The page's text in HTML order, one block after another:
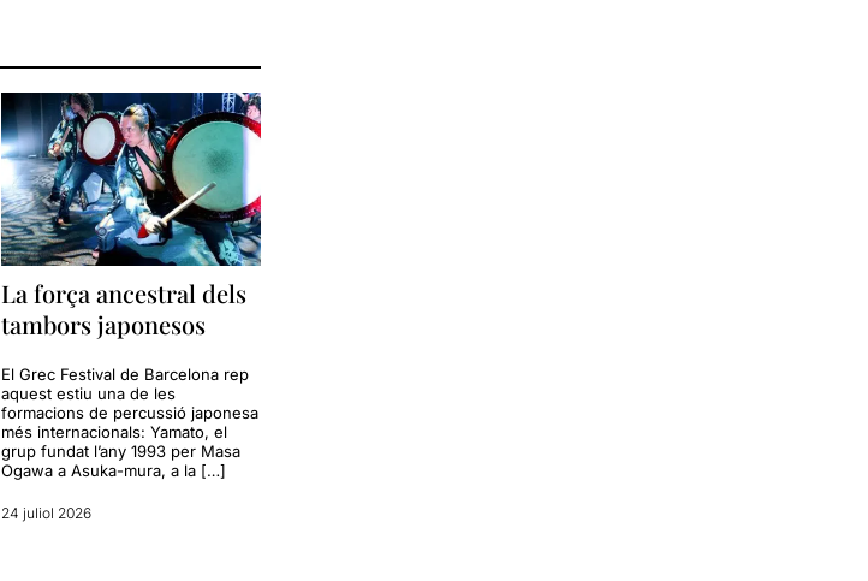
La força ancestral dels
tambors japonesos
El Grec Festival de Barcelona rep
aquest estiu una de les
formacions de percussió japonesa
més internacionals: Yamato, el
grup fundat l’any 1993 per Masa
Ogawa a Asuka-mura, a la […]
24 juliol 2026